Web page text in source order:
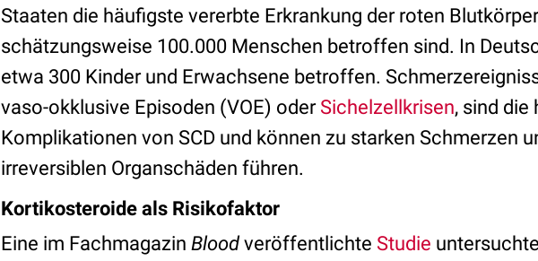
Staaten die häufigste vererbte Erkrankung der roten
schätzungsweise 100.000 Menschen betroffen sind. In
etwa 300 Kinder und Erwachsene betroffen.
vaso-okklusive Episoden (VOE) oder Sichelzellkrisen, sind die
Komplikationen von SCD und können zu starken Schmerzen
irreversiblen Organschäden führen.
Kortikosteroide als Risikofaktor
Eine im Fachmagazin Bloodveröffentlichte Studie